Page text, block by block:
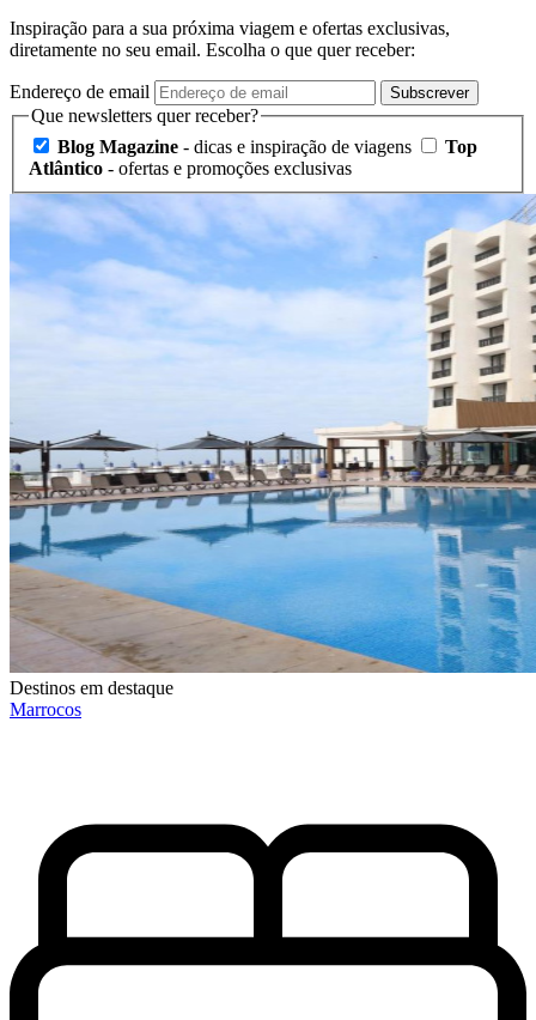
Inspiração para a sua próxima viagem e ofertas exclusivas,
diretamente no seu email. Escolha o que quer receber:
Endereço de email Subscrever
Que newsletters quer receber?
Blog Magazine - dicas e inspiração de viagens
Top
Atlântico - ofertas e promoções exclusivas
Destinos em destaque
Marrocos